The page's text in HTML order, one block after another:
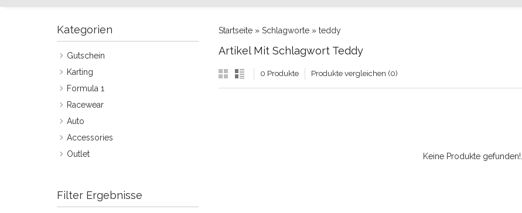
Startseite » Schlagworte » teddy
Artikel Mit Schlagwort Teddy
0 Produkte Produkte vergleichen (0)
Keine Produkte gefunden!...
Kategorien
Gutschein
Karting
Formula 1
Racewear
Auto
Accessories
Outlet
Filter Ergebnisse